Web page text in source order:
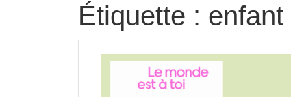
Étiquette : enfant